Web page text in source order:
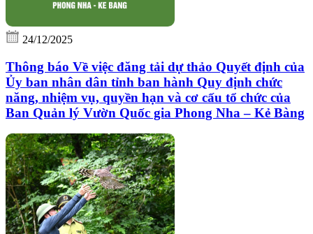
24/12/2025
Thông báo Về việc đăng tải dự thảo Quyết định của
Ủy ban nhân dân tỉnh ban hành Quy định chức
năng, nhiệm vụ, quyền hạn và cơ cấu tổ chức của
Ban Quản lý Vườn Quốc gia Phong Nha – Kẻ Bàng